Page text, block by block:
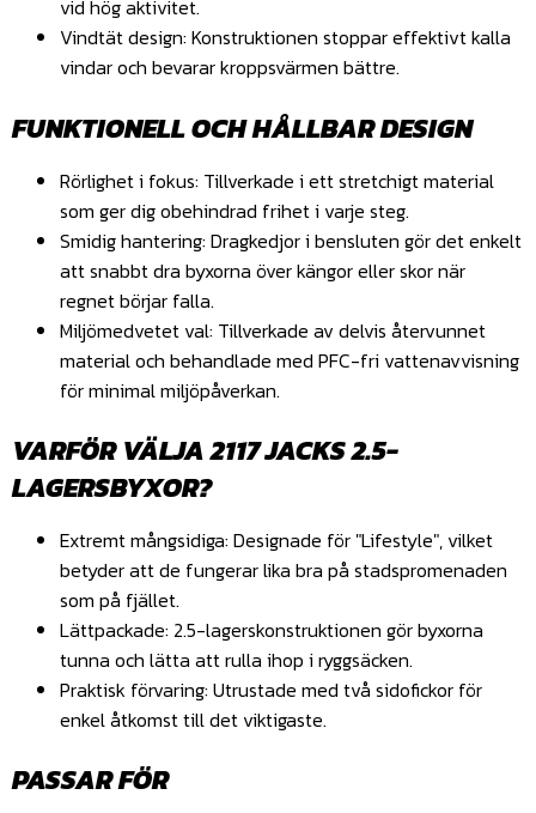
vid hög aktivitet.
Vindtät design: Konstruktionen stoppar effektivt kalla
vindar och bevarar kroppsvärmen bättre.
FUNKTIONELL OCH HÅLLBAR DESIGN
Rörlighet i fokus: Tillverkade i ett stretchigt material
som ger dig obehindrad frihet i varje steg.
Smidig hantering: Dragkedjor i bensluten gör det enkelt
att snabbt dra byxorna över kängor eller skor när
regnet börjar falla.
Miljömedvetet val: Tillverkade av delvis återvunnet
material och behandlade med PFC-fri vattenavvisning
för minimal miljöpåverkan.
VARFÖR VÄLJA 2117 JACKS 2.5-
LAGERSBYXOR?
Extremt mångsidiga: Designade för "Lifestyle", vilket
betyder att de fungerar lika bra på stadspromenaden
som på fjället.
Lättpackade: 2.5-lagerskonstruktionen gör byxorna
tunna och lätta att rulla ihop i ryggsäcken.
Praktisk förvaring: Utrustade med två sidofickor för
enkel åtkomst till det viktigaste.
PASSAR FÖR